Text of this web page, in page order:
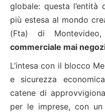
globale: questa
più estesa al mondo
(Fta) di
commerciale mai
L’intesa con il blocco
e sicurezza
catene di
per le imprese, con